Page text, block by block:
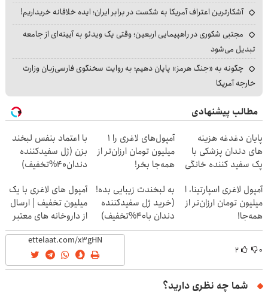
آشکارترین اعتراف آمریکا به شکست در برابر ایران؛ ایده خلاقانه خریداریم!
مجتبی شکوری در راهپیمایی اربعین؛ وقتی یک ویدئو به آیینه‌ای از جامعه
تبدیل می‌شود
چگونه به «جنگ هرمز» پایان دهیم؛ به روایت سخنگوی فارسی‌زبان وزارت
خارجه آمریکا
مطالب پیشنهادی
پایان دغدغه هزینه
های دندان پزشکی با
پک سفید کننده خانگی
آمپول‌های لاغری را ۱
میلیون تومان ارزان‌تر از
همه‌جا بخر!
با اعتماد بنفس لبخند
بزن (ژل سفیدکننده
دندان40%تخفیف)
آمپول لاغری اسپارتینا، ا
میلیون تومان ارزان‌تر از
همه‌جا!
به لبخندت زیبایی بده!
(خرید ژل سفیدکننده
دندان با40%تخفیف)
آمپول های لاغری با یک
میلیون تخفیف | ارسال
از داروخانه های معتبر
۰ ۲
شما چه نظری دارید؟